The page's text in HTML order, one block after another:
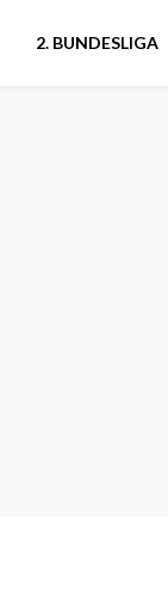
2. BUNDESLIGA